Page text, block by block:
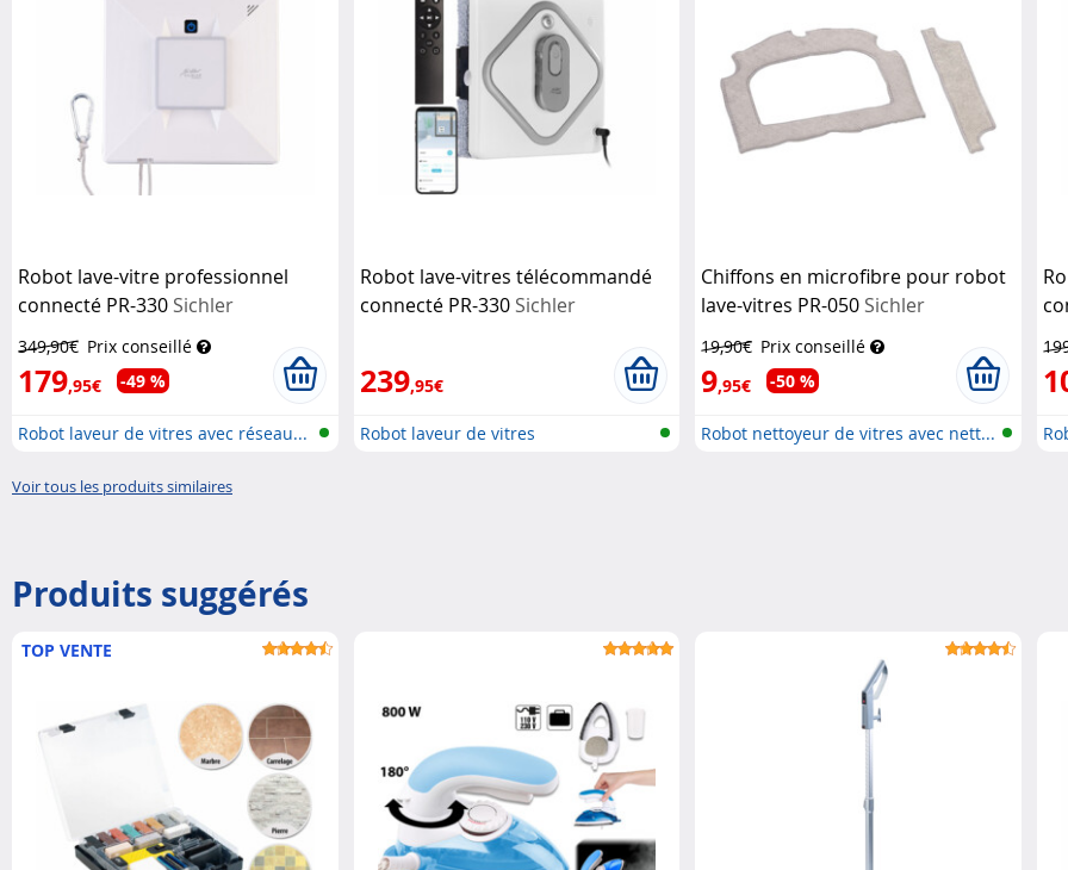
Robot lave-vitre professionnel
connecté PR-330 Sichler
Haushaltsgeräte
349,90€ Prix conseillé
179,95€ -49 %
Robot laveur de vitres avec réseau...
Robot lave-vitres télécommandé
connecté PR-330 Sichler
239,95€
Robot laveur de vitres
Chiffons en microfibre pour robot
lave-vitres PR-050 Sichler
Haushaltsgeräte
19,90€ Prix conseillé
9,95€ -50 %
Robot nettoyeur de vitres avec nett...
Voir tous les produits similaires
Produits suggérés
TOP VENTE